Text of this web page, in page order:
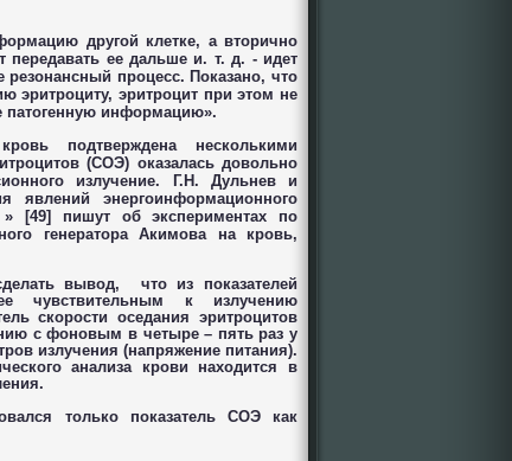
другой клетке, а вторично
передавать ее дальше и. т. д. - идет
процесс. Показано, что
эритроциту, эритроцит при этом не
патогенную информацию».
подтверждена несколькими
(СОЭ) оказалась довольно
излучение. Г. Н. Дульнев и
явлений энергоинформационного
» [49] пишут об экспериментах по
генератора Акимова на кровь,
вывод, что из показателей
чувствительным к излучению
скорости оседания эритроцитов
с фоновым в четыре– пять раз у
излучения (напряжение питания).
анализа крови находится в
.
только показатель СОЭ как